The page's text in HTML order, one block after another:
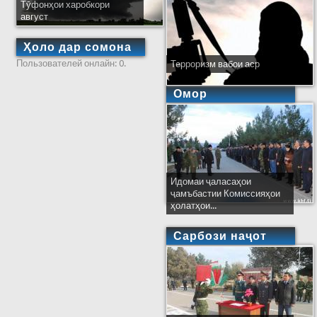
Тӯфонҳои харобкори
август
Ҳоло дар сомона
Пользователей онлайн: 0. Терроризм вабои аср
Омор
Идомаи ҷаласаҳои
ҷамъбастии Комиссияҳои
ҳолатҳои...
Сарбози наҷот